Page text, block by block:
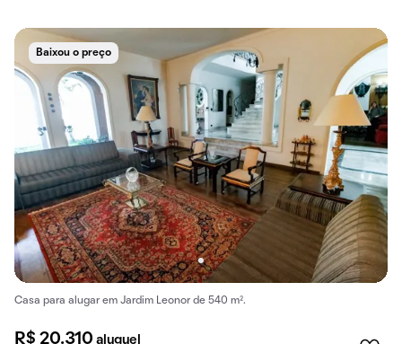
Baixou o preço
Casa para alugar em Jardim Leonor de 540 m².
R$ 20.310aluguel